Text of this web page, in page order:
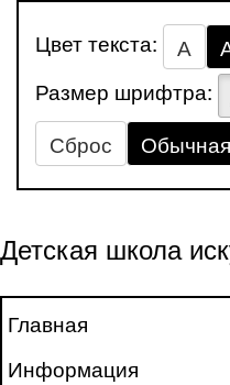
Цвет текста: А
Размер шрифтра:
Сброс
Детская школа
Главная
Информация